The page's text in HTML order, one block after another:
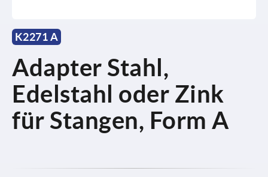
K2271 A
Adapter Stahl,
Edelstahl oder Zink
für Stangen, Form A